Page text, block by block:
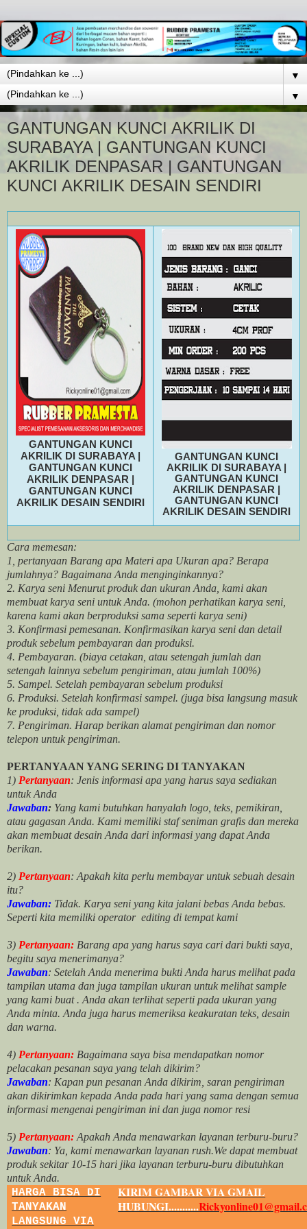
▼
▼
GANTUNGAN KUNCI AKRILIK DI
SURABAYA | GANTUNGAN KUNCI
AKRILIK DENPASAR | GANTUNGAN
KUNCI AKRILIK DESAIN SENDIRI
GANTUNGAN KUNCI
AKRILIK DI SURABAYA |
GANTUNGAN KUNCI
AKRILIK DENPASAR |
GANTUNGAN KUNCI
AKRILIK DESAIN SENDIRI
GANTUNGAN KUNCI
AKRILIK DI SURABAYA |
GANTUNGAN KUNCI
AKRILIK DENPASAR |
GANTUNGAN KUNCI
AKRILIK DESAIN SENDIRI
Cara memesan:
1, pertanyaan Barang apa Materi apa Ukuran apa? Berapa
jumlahnya? Bagaimana Anda menginginkannya?
2. Karya seni Menurut produk dan ukuran Anda, kami akan
membuat karya seni untuk Anda. (mohon perhatikan karya seni,
karena kami akan berproduksi sama seperti karya seni)
3. Konfirmasi pemesanan. Konfirmasikan karya seni dan detail
produk sebelum pembayaran dan produksi.
4. Pembayaran. (biaya cetakan, atau setengah jumlah dan
setengah lainnya sebelum pengiriman, atau jumlah 100%)
5. Sampel. Setelah pembayaran sebelum produksi
6. Produksi. Setelah konfirmasi sampel. (juga bisa langsung masuk
ke produksi, tidak ada sampel)
7. Pengiriman. Harap berikan alamat pengiriman dan nomor
telepon untuk pengiriman.
PERTANYAAN YANG SERING DI TANYAKAN
1) Pertanyaan: Jenis informasi apa yang harus saya sediakan
untuk Anda
Jawaban: Yang kami butuhkan hanyalah logo, teks, pemikiran,
atau gagasan Anda. Kami memiliki staf seniman grafis dan mereka
akan membuat desain Anda dari informasi yang dapat Anda
berikan.
2) Pertanyaan: Apakah kita perlu membayar untuk sebuah desain
itu?
Jawaban: Tidak. Karya seni yang kita jalani bebas Anda bebas.
Seperti kita memiliki operator editing di tempat kami
3) Pertanyaan: Barang apa yang harus saya cari dari bukti saya,
begitu saya menerimanya?
Jawaban: Setelah Anda menerima bukti Anda harus melihat pada
tampilan utama dan juga tampilan ukuran untuk melihatsample
yang kami buat . Anda akan terlihat seperti pada ukuran yang
Anda minta. Anda juga harus memeriksa keakuratan teks, desain
dan warna.
4) Pertanyaan: Bagaimana saya bisa mendapatkan nomor
pelacakan pesanan saya yang telah dikirim?
Jawaban: Kapan pun pesanan Anda dikirim, saran pengiriman
akan dikirimkan kepada Anda pada hari yang sama dengan semua
informasi mengenai pengiriman ini dan juga nomor resi
5) Pertanyaan: Apakah Anda menawarkan layanan terburu-buru?
Jawaban: Ya, kami menawarkan layanan rush.We dapat membuat
produk sekitar 10-15 hari jika layanan terburu-buru dibutuhkan
untuk Anda.
HARGA BISA DI
TANYAKAN
LANGSUNG VIA
KIRIM GAMBAR VIA GMAIL
HUBUNGI...........